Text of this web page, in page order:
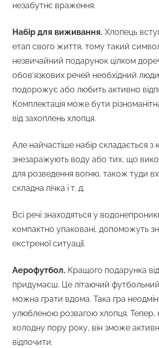
незабутнє враження.
Набір для виживання. Хлопець
етап свого життя, тому такий
незвичайний подарунок цілком
обов’язкових речей необхідний
подорожує або любить активно
Комплектація може бути
від захоплень хлопця.
Але найчастіше набір складається з
знезаражують воду або тих, що
для розведення вогню, також туди
складна пічка і т. д.
Всі речі знаходяться у
компактно упаковані, допоможуть
екстреної ситуації.
Аерофутбол. Кращого подарунка від
придумаєш. Це літаючий футбольний
можна грати вдома. Така гра
улюбленою розвагою хлопця. Тепер,
холодну пору року, він зможе
відпочити.